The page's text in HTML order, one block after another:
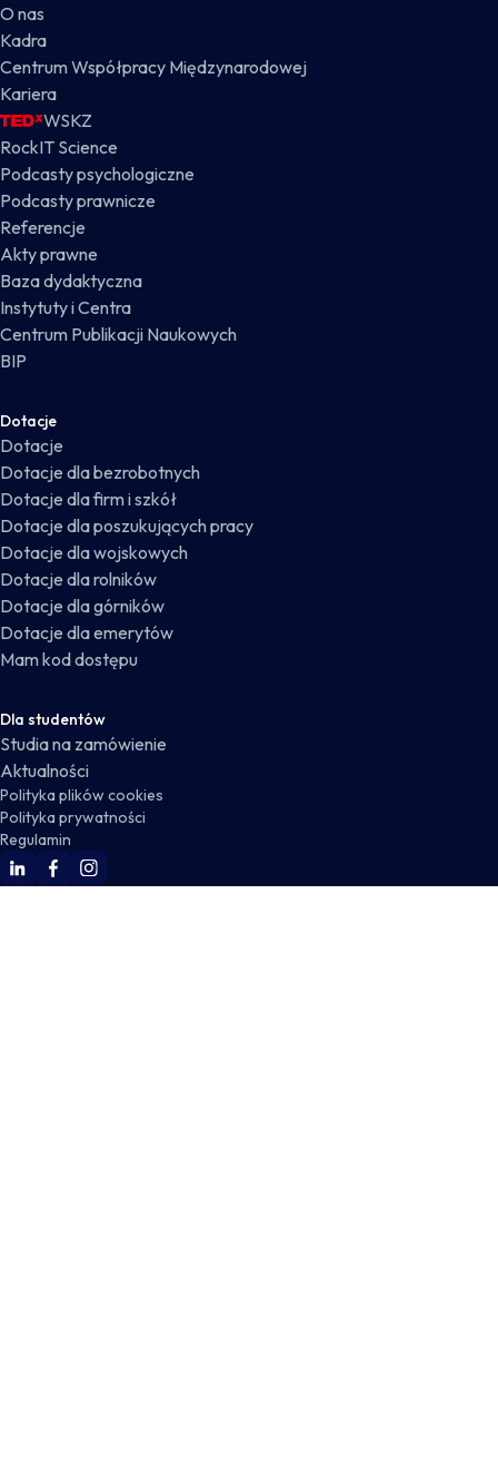
O nas
Kadra
Centrum Współpracy Międzynarodowej
Kariera
WSKZ
RockIT Science
Podcasty psychologiczne
Podcasty prawnicze
Referencje
Akty prawne
Baza dydaktyczna
Instytuty i Centra
Centrum Publikacji Naukowych
BIP
Dotacje
Dotacje
Dotacje dla bezrobotnych
Dotacje dla firm i szkół
Dotacje dla poszukujących pracy
Dotacje dla wojskowych
Dotacje dla rolników
Dotacje dla górników
Dotacje dla emerytów
Mam kod dostępu
Dla studentów
Studia na zamówienie
Aktualności
Polityka plików cookies
Polityka prywatności
Regulamin
WSKZ Linkedin
WSKZ Facebook
WSKZ Instagram